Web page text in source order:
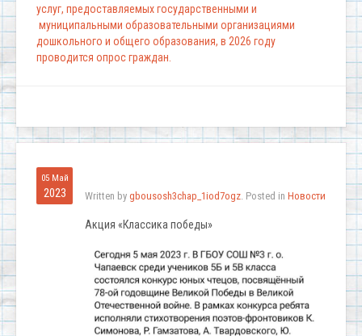
услуг, предоставляемых государственными и
муниципальными образовательными организациями
дошкольного и общего образования, в 2026 году
проводится опрос граждан.
05 Май
2023 Written by gbousosh3chap_1iod7ogz. Posted in Новости
Акция «Классика победы»